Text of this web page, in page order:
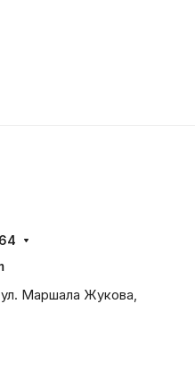
Маршала Жукова,